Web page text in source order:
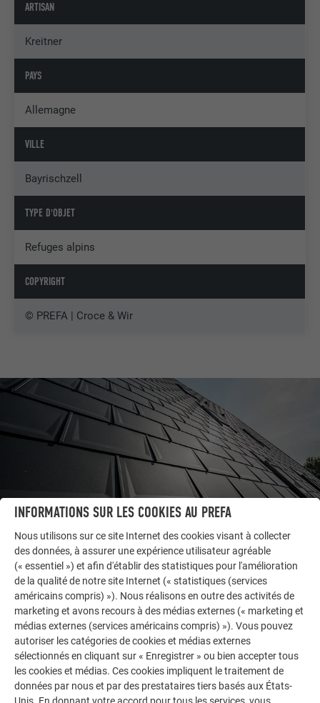
ARTISAN
Kreitner
PAYS
Allemagne
VILLE
Bayrischzell
TYPE D'OBJET
Refuges alpins
COPYRIGHT
©️ PREFA | Croce & Wir
LAISSEZ-VOUS INSPIRER
AUTRES BÂTIMENTS
La galerie de références PREFA démontre la
polyvalence de l’aluminium. Découvrez d’autres projets
impressionnants avec les solutions en aluminium
durables de PREFA pour toitures, systèmes solaires et
façades.
INFORMATIONS SUR LES COOKIES AU PREFA
Nous utilisons sur ce site Internet des cookies visant à collecter
des données, à assurer une expérience utilisateur agréable
(« essentiel ») et afin d'établir des statistiques pour l'amélioration
de la qualité de notre site Internet (« statistiques (services
américains compris) »). Nous réalisons en outre des activités de
marketing et avons recours à des médias externes (« marketing et
médias externes (services américains compris) »). Vous pouvez
autoriser les catégories de cookies et médias externes
sélectionnés en cliquant sur « Enregistrer » ou bien accepter tous
les cookies et médias. Ces cookies impliquent le traitement de
données par nous et par des prestataires tiers basés aux États-